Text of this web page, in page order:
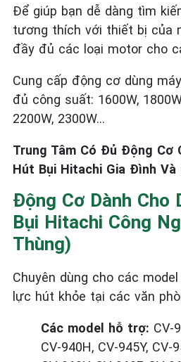
Để giúp bạn dễ dàng tìm
tương thích với thiết bị của
đầy đủ các loại motor cho
Cung cấp động cơ dùng
đủ công suất: 1600W,
2200W, 2300W...
Trung Tâm Có Đủ Động Cơ
Hút Bụi Hitachi Gia Đình Và
Động Cơ Dành Cho
Bụi Hitachi Công
Thùng)
Chuyên dùng cho các
lực hút khỏe tại các văn
Các model hỗ trợ: CV-
CV-940H, CV-945Y, CV-